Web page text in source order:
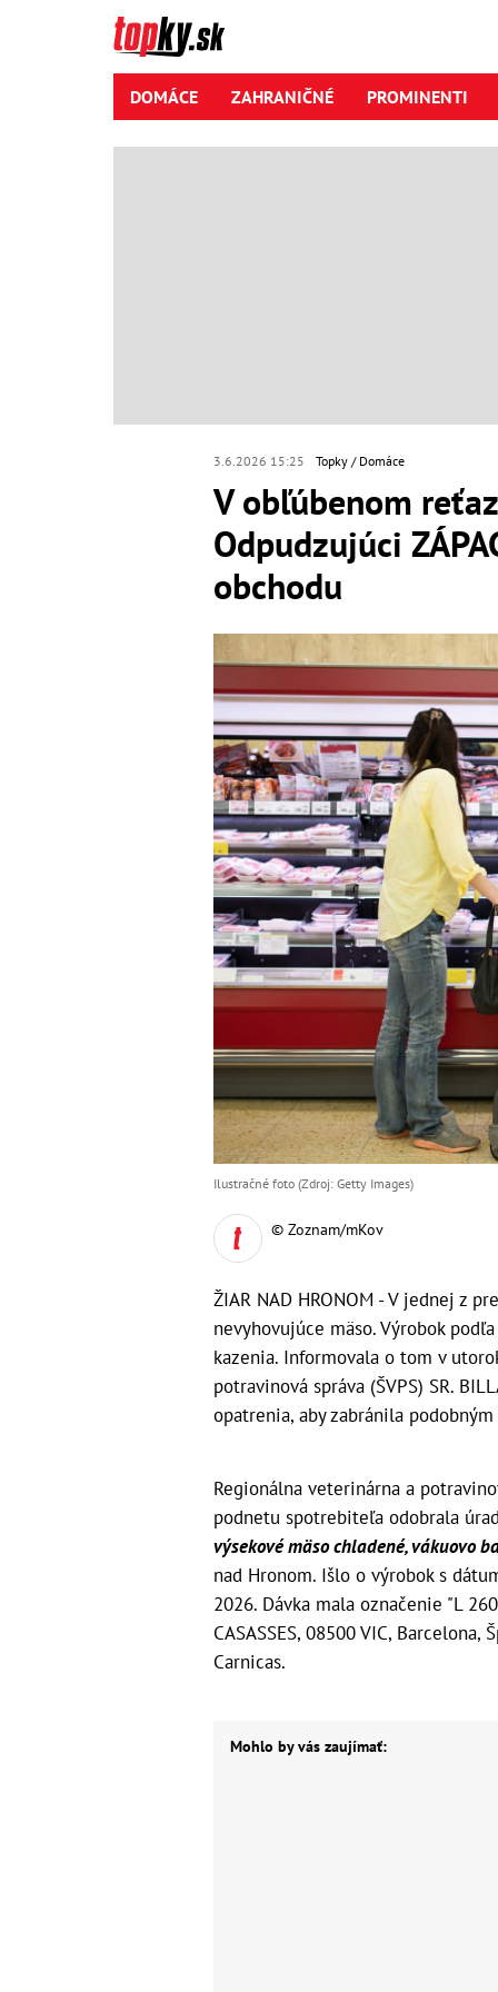
DOMÁCE ZAHRANIČNÉ PROMINENTI
3.6.2026 15:25 Topky Domáce
V obľúbenom
Odpudzujúci
obchodu
Ilustračné foto (Zdroj: Getty Images)
© Zoznam/mKov
ŽIAR NAD HRONOM - V jednej z
nevyhovujúce mäso. Výrobok
kazenia. Informovala o tom v
potravinová správa (ŠVPS) SR.
opatrenia, aby zabránila
Regionálna veterinárna a
podnetu spotrebiteľa odobrala
výsekové mäso chladené, vákuovo
nad Hronom. Išlo o výrobok s
2026. Dávka mala označenie "L
CASASSES, 08500 VIC,
Carnicas.
Mohlo by vás zaujímať: